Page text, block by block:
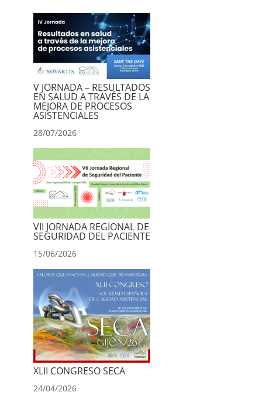
V JORNADA – RESULTADOS
EN SALUD A TRAVÉS DE LA
MEJORA DE PROCESOS
ASISTENCIALES
28/07/2026
VII JORNADA REGIONAL DE
SEGURIDAD DEL PACIENTE
15/06/2026
XLII CONGRESO SECA
24/04/2026